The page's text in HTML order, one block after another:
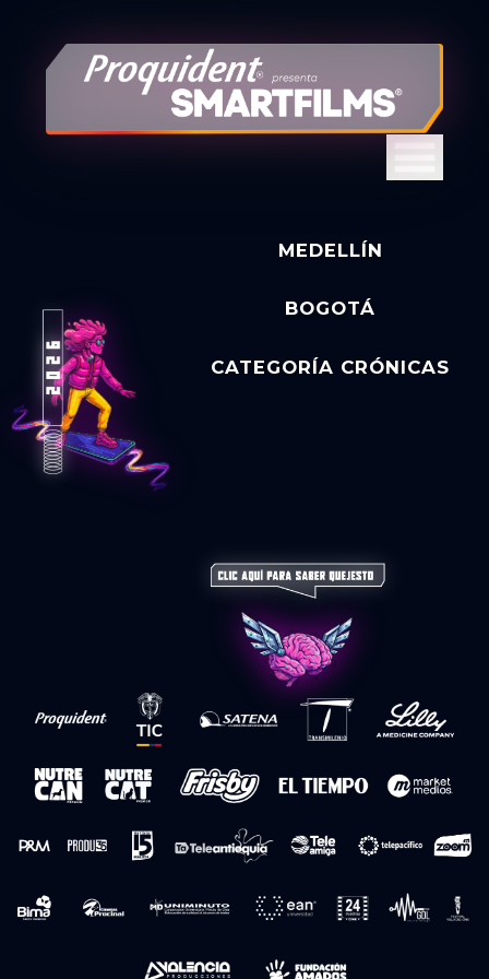
MEDELLÍN
BOGOTÁ
CATEGORÍA CRÓNICAS